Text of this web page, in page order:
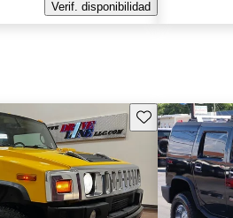
Verif. disponibilidad
Guarda este Aviso